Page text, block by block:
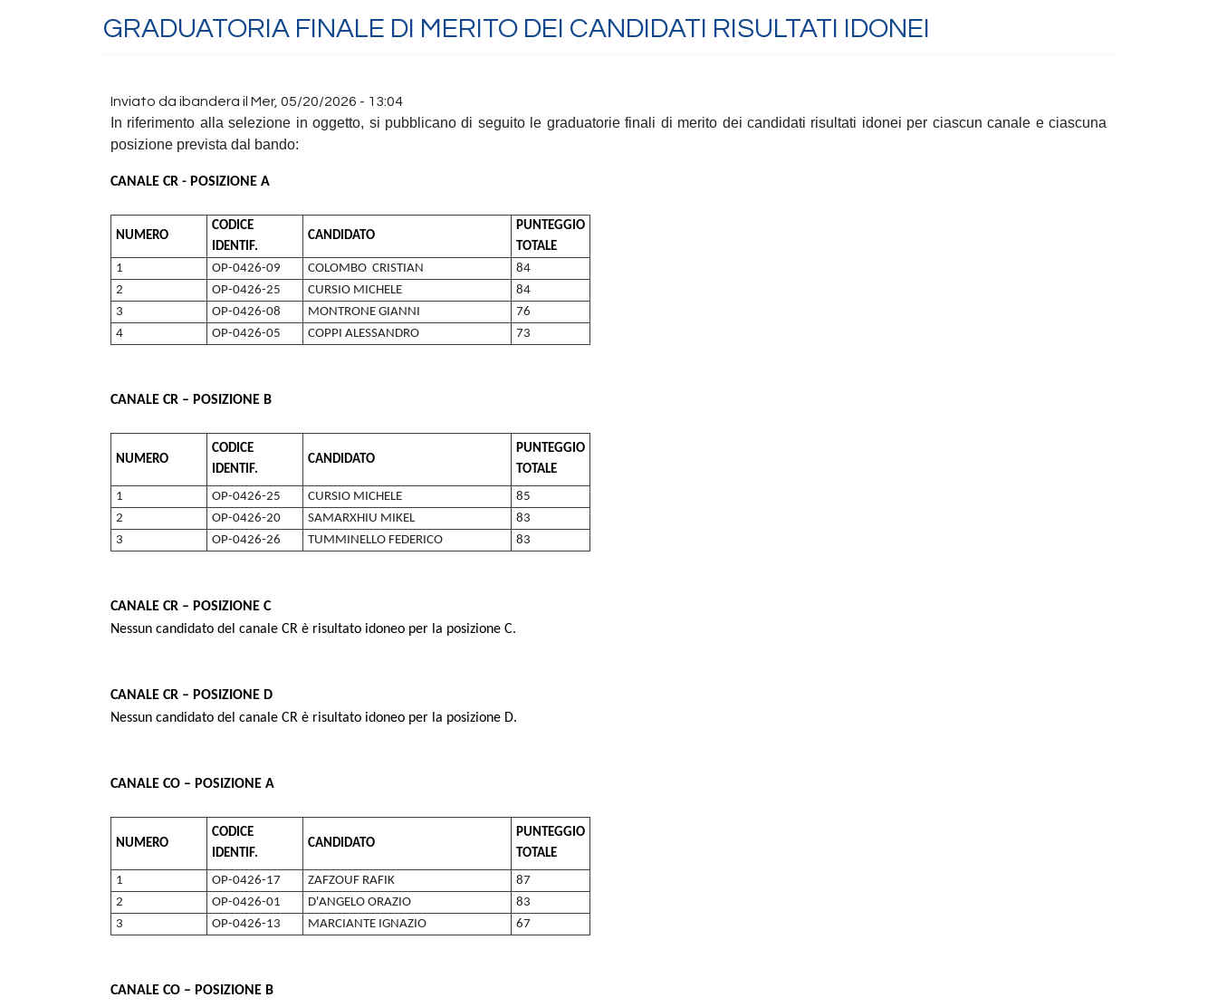
GRADUATORIA FINALE DI MERITO DEI CANDIDATI RISULTATI IDONEI
Inviato da ibandera il Mer, 05/20/2026 - 13:04
In riferimento alla selezione in oggetto, si pubblicano di seguito le graduatorie finali di merito dei candidati risultati idonei per ciascun canale e ciascuna
posizione prevista dal bando:
CANALE CR - POSIZIONE A
NUMERO
CODICE
IDENTIF.
CANDIDATO
PUNTEGGIO
TOTALE
1
OP-0426-09 COLOMBO CRISTIAN
84
2
OP-0426-25 CURSIO MICHELE
84
3
OP-0426-08 MONTRONE GIANNI
76
4
OP-0426-05 COPPI ALESSANDRO 73
CANALE CR – POSIZIONE B
NUMERO
CODICE
IDENTIF.
CANDIDATO
PUNTEGGIO
TOTALE
1
OP-0426-25 CURSIO MICHELE
85
2
OP-0426-20 SAMARXHIU MIKEL
83
3
OP-0426-26 TUMMINELLO FEDERICO 83
CANALE CR – POSIZIONE C
Nessun candidato del canale CR è risultato idoneo per la posizione C.
CANALE CR – POSIZIONE D
Nessun candidato del canale CR è risultato idoneo per la posizione D.
CANALE CO – POSIZIONE A
NUMERO
CODICE
IDENTIF.
CANDIDATO
PUNTEGGIO
TOTALE
1
OP-0426-17 ZAFZOUF RAFIK
87
2
OP-0426-01 D'ANGELO ORAZIO
83
3
OP-0426-13 MARCIANTE IGNAZIO 67
CANALE CO – POSIZIONE B